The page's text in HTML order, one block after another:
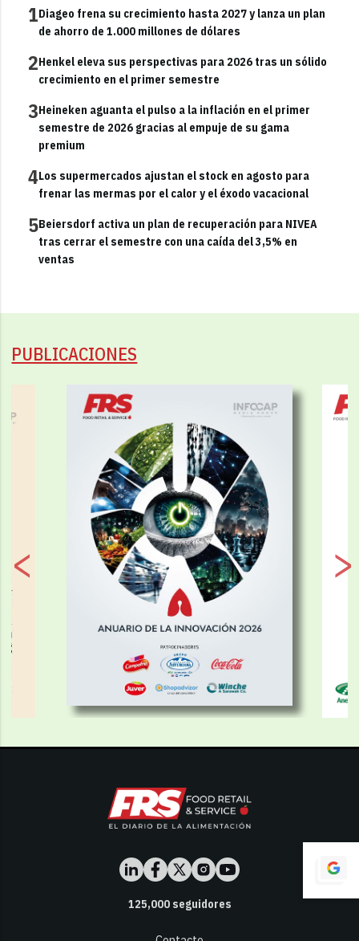
1Diageo frena su crecimiento hasta 2027 y lanza un plan
de ahorro de 1.000 millones de dólares
2Henkel eleva sus perspectivas para 2026 tras un sólido
crecimiento en el primer semestre
3Heineken aguanta el pulso a la inflación en el primer
semestre de 2026 gracias al empuje de su gama
premium
4Los supermercados ajustan el stock en agosto para
frenar las mermas por el calor y el éxodo vacacional
5Beiersdorf activa un plan de recuperación para NIVEA
tras cerrar el semestre con una caída del 3,5% en
ventas
PUBLICACIONES
125,000seguidores